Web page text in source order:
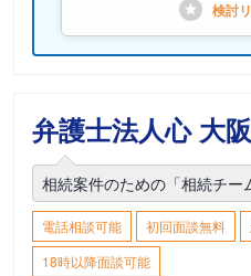
検討
弁護士法人心 大
相続案件のための「相続チー
電話相談可能 初回面談無料
18時以降面談可能